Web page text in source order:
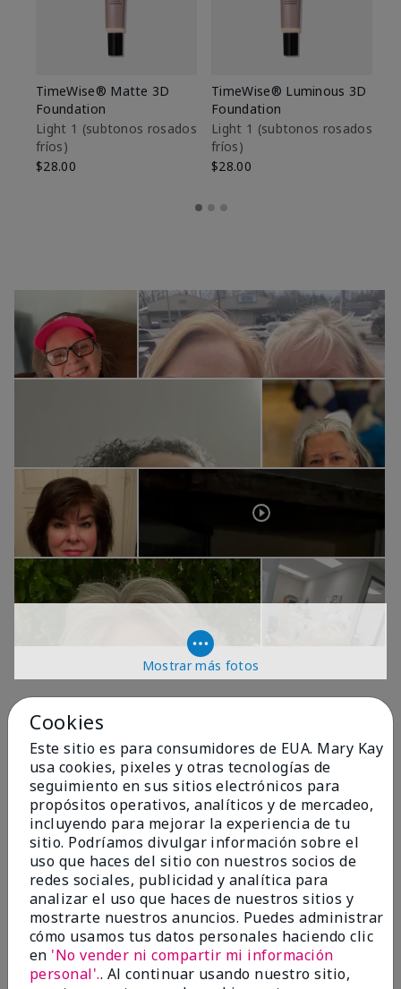
TimeWise® Matte 3D
Foundation
Light 1​ (subtonos rosados
fríos)
$28.00
TimeWise® Luminous 3D
Foundation
Light 1​ (subtonos rosados
fríos)
$28.00
Mostrar más fotos
OPINIONES
4.9
299 Reseñas
Escribir Una Opinión
99%
de los encuestados recomendaría a un amigo.
5 estrellas 287
Cookies
Este sitio es para consumidores de EUA. Mary Kay
usa cookies, pixeles y otras tecnologías de
seguimiento en sus sitios electrónicos para
propósitos operativos, analíticos y de mercadeo,
incluyendo para mejorar la experiencia de tu
sitio. Podríamos divulgar información sobre el
uso que haces del sitio con nuestros socios de
redes sociales, publicidad y analítica para
analizar el uso que haces de nuestros sitios y
mostrarte nuestros anuncios. Puedes administrar
cómo usamos tus datos personales haciendo clic
en 'No vender ni compartir mi información
personal'.. Al continuar usando nuestro sitio,